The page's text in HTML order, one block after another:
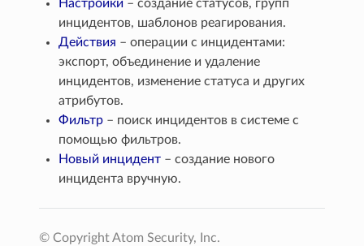
Настройки – создание статусов, групп
инцидентов, шаблонов реагирования.
Действия – операции с инцидентами:
экспорт, объединение и удаление
инцидентов, изменение статуса и других
атрибутов.
Фильтр – поиск инцидентов в системе с
помощью фильтров.
Новый инцидент – создание нового
инцидента вручную.
© Copyright Atom Security, Inc.